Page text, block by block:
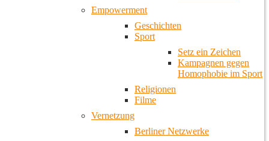
Empowerment
Geschichten
Sport
Setz ein Zeichen
Kampagnen gegen
Homophobie im Sport
Religionen
Filme
Vernetzung
Berliner Netzwerke